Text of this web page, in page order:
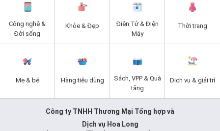
Công nghệ &
Đời sống
Khỏe & Đẹp
Điện Tử & Điện
Máy
Thời trang
Mẹ & bé Hàng tiêu dùng
Sách, VPP & Quà
tặng
Dịch vụ & giải trí
Công ty TNHH Thương Mại Tổng hợp và
Dịch vụ Hoa Long